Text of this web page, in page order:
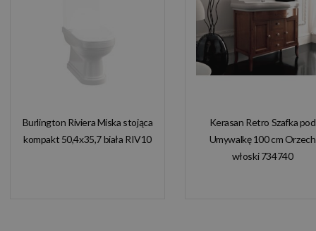
Burlington Riviera Miska stojąca
kompakt 50,4x35,7 biała RIV10
Kerasan Retro Szafka pod
Umywalkę 100 cm Orzech
włoski 734740